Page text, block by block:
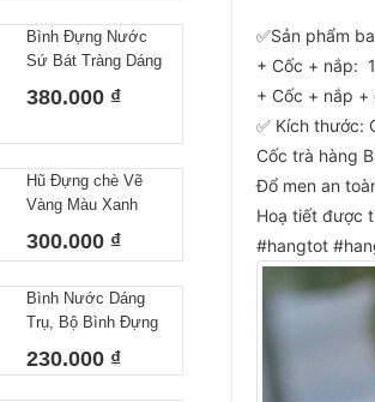
Bình Đựng Nước
Sứ Bát Tràng Dáng
380.000 ₫
Hũ Đựng chè Vẽ
Vàng Màu Xanh
Gốm Sứ Bát Tràng
300.000 ₫
Bình Nước Dáng
Trụ, Bộ Bình Đựng
Tay DoRaeMon
230.000 ₫
✅Sản phẩm
+ Cốc + nắp:
+ Cốc + nắp
✅ Kích thước:
Cốc trà hàng
Đổ men an
Hoạ tiết được
#hangtot